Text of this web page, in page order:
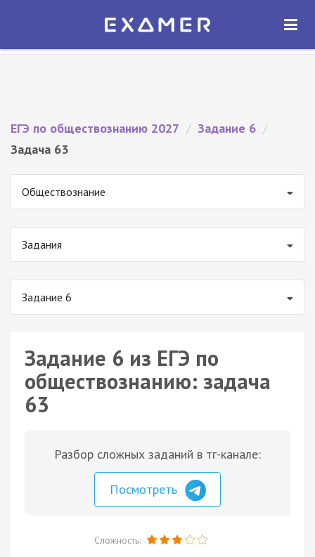
Экзамер — ЕГЭ 2027
ОТКРЫТЬ
ЕГЭ по обществознанию 2027 / Задание 6 /
Задача 63
Обществознание
Задания
Задание 6
Задание 6 из ЕГЭ по
обществознанию: задача
63
Разбор сложных заданий в тг-канале:
Посмотреть
Сложность: